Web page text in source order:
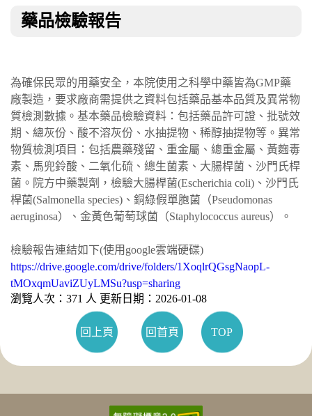
藥品檢驗報告
為確保民眾的用藥安全，本院使用之科學中藥皆為GMP藥
廠製造，要求廠商需提供之資料包括藥品基本品質及異常物
質檢測數據。基本藥品檢驗資料：包括藥品許可證、批號效
期、總灰份、酸不溶灰份、水抽提物、稀醇抽提物等。異常
物質檢測項目：包括農藥殘留、重金屬、總重金屬、黃麴毒
素、馬兜鈴酸、二氧化硫、總生菌素、大腸桿菌、沙門氏桿
菌。院方中藥製劑，檢驗大腸桿菌(Escherichia coli)、沙門氏
桿菌(Salmonella species)、銅綠假單胞菌（Pseudomonas
aeruginosa）、金黃色葡萄球菌（Staphylococcus aureus）。
檢驗報告連結如下(使用google雲端硬碟)
https://drive.google.com/drive/folders/1XoqlrQGsgNaopL-
tMOxqmUaviZUyLMSu?usp=sharing
瀏覽人次：371 人 更新日期：2026-01-08
回上頁 回首頁 TOP